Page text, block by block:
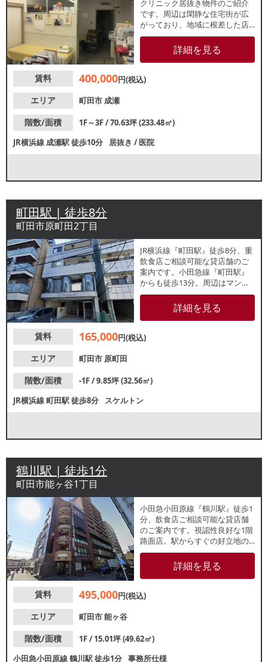
クリニック居抜き物件のご紹介
です。周辺は閑静な住宅街が広
がっており、地域に根差した店
舗をお探しの方におすすめで
す。1階は小児科居抜き、2～3階
は住居仕様となっております。
ださい。
詳細を見る
賃料 400,000円(税込)
エリア
町田市成瀬
階数/面積
1F～3F / 70.63坪 (233.48㎡)
JR横浜線成瀬駅徒歩10分 居抜き /医院
町田駅 | 徒歩8分
町田市原町田2丁目
JR横浜線『町田駅』徒歩8分、重
飲食店ご相談可能な貸店舗のご
案内です。小田急線『町田駅』
からも徒歩13分。周辺はマンシ
ョンの多い住宅街。近くにある
店舗は歯科やレンタルジムなど
です。店舗のほか事務所や倉庫
お問い合わせください。
詳細を見る
賃料 165,000円(税込)
エリア
町田市 原町田
階数/面積
-1F / 9.85坪 (32.56㎡)
JR横浜線町田駅徒歩8分 スケルトン
鶴川駅 | 徒歩1分
町田市能ヶ谷1丁目
小田急小田原線『鶴川駅』徒歩1
分、飲食店ご相談可能な貸店舗
のご案内です。視認性良好な1階
路面店。駅からすぐの好立地の
ため、駅利用者を中心とした集
客が期待できます。諸条件等、
お気軽にお問い合わせくださ
詳細を見る
賃料 495,000円(税込)
エリア
町田市能ヶ谷
階数/面積
1F / 15.01坪 (49.62㎡)
小田急小田原線鶴川駅徒歩1分 事務所仕様